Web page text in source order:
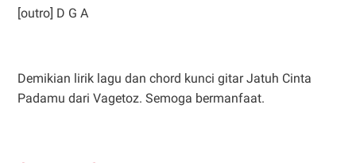
[outro] D G A
Demikian lirik lagu dan chord kunci gitar Jatuh Cinta
Padamu dari Vagetoz. Semoga bermanfaat.